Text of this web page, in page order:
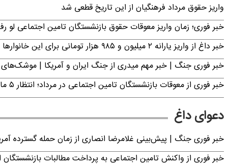
واریز حقوق مرداد فرهنگیان از این تاریخ قطعی شد
خبر فوری؛ زمان واریز معوقات حقوق بازنشستگان تامین اجتماعی لو
خبر داغ از واریز یارانه ۲ میلیون و ۹۸۵ هزار تومانی برای این خانوارها
خبر فوری جنگ | خبر مهم میدری از جنگ ایران و آمریکا | موشک‌های
خبر فوری از معوقات بازنشستگان تامین اجتماعی در مرداد؛ انتظار ۵ ماهه به پایان می‌رسد
دعوای داغ
خبر فوری جنگ | پیش‌بینی غلامرضا انصاری از زمان حمله گسترده
خبر فوری از واکنش تامین اجتماعی به پرداخت مطالبات بازنشستگان امروز جمعه